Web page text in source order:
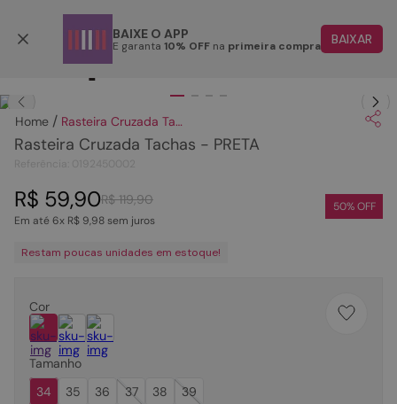
BAIXE O APP
E garanta 10% OFF na primeira compra BAIXAR
Rasteira Cruzada Tachas - PRETA
Rasteira Cruzada Tachas - PRETA
R$ 119,90
R$ 59,90
Em até6x R$ 9,98sem juros
50% OFF
Restam poucas unidades em estoque!
Cor
Tamanho
34
35 36 37 38 39
1º
2º
tenis
4º
sandalia
5º
rasteira
6º
tamanco
sapatilha
óculos
10º couro